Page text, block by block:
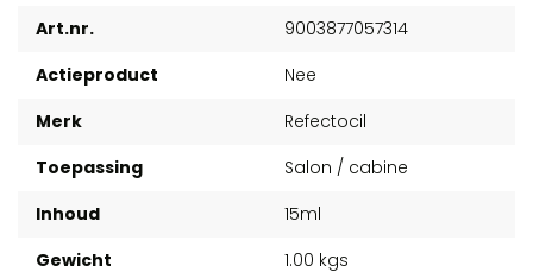
Art.nr.
9003877057314
Actieproduct
Nee
Merk
Refectocil
Toepassing
Salon / cabine
Inhoud
15ml
Gewicht
1.00 kgs